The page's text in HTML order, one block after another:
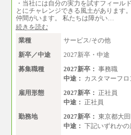
・当社には自分の実力を試すフィール
とにチャレンジできる風土があります
仲間がいます。 私たちは障がい…
続きを読む
業種
サービス/その他
新卒／中途
2027新卒・中途
募集職種
2027新卒： 事務職
中途：
カスタマーフ
雇用形態
2027新卒： 正社員
中途： 正社員
勤務地
2027新卒： 東京都大
中途： 下記いずれか